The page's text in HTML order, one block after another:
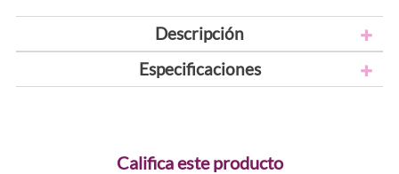
Descripción
Especificaciones
Califica este producto